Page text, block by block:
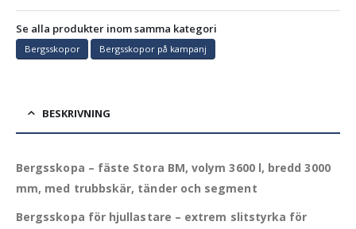
Se alla produkter inom samma kategori
Bergsskopor Bergsskopor på kampanj
BESKRIVNING
Bergsskopa – fäste Stora BM, volym 3600 l, bredd 3000
mm, med trubbskär, tänder och segment
Bergsskopa för hjullastare – extrem slitstyrka för